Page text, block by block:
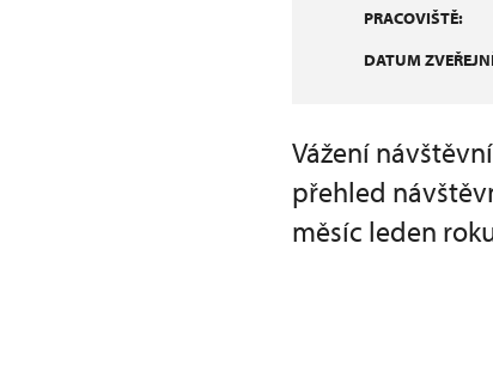
PRACOVIŠTĚ:
DATUM
Vážení
přehled
měsíc leden